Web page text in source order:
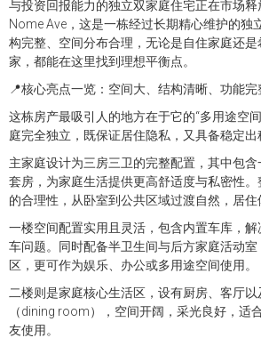
与投资回报能力的独立双家庭住宅正在市场
Nome Ave，这是一栋经过长期精心维护的独
构完整、空间分布合理，无论是自住家庭还
家，都能在这里找到理想平衡点。
📍核心亮点一览：空间大、结构清晰、功能完
这栋房产最吸引人的地方在于它的“多用途空
庭完全独立，既保证居住隐私，又具备稳定出
主家庭设计为三房三卫的完整配置，其中包
套房，为家庭生活提供更高舒适度与私密性
的合理性，从卧室到公共区域过渡自然，居住
一楼空间配置实用且灵活，包含内置车库，
车问题。同时配备半卫生间与后方家庭活动
区，更可作为娱乐、办公或多用途空间使用。
二楼则是家庭核心生活区，设有厨房、客厅
（dining room），空间开阔，采光良好，适
友使用。